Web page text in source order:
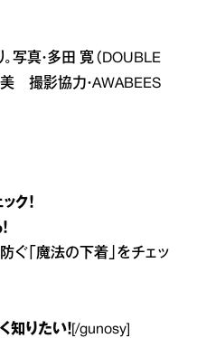
写真・多田 寛（DOUBLE
美 撮影協力・AWABEES
ク！
ぐ「魔法の下着」をチェッ
知りたい！ [/gunosy]